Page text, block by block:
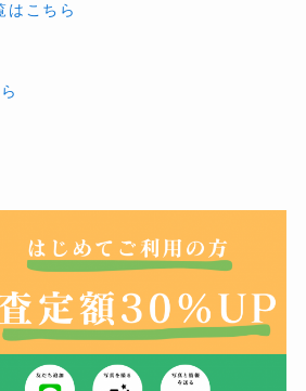
はこちら